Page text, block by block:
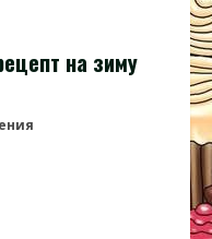
на зиму